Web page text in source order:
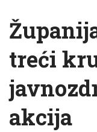
treći
akcija